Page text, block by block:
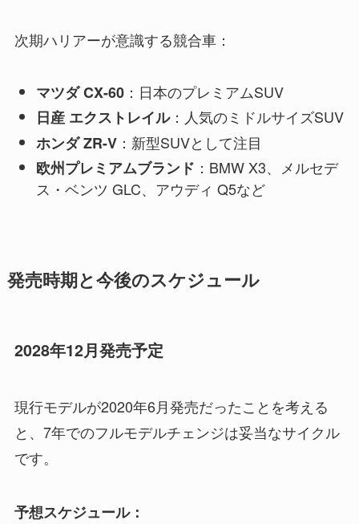
次期ハリアーが意識する競合車：
マツダ CX-60：日本のプレミアムSUV
日産 エクストレイル：人気のミドルサイズSUV
ホンダ ZR-V：新型SUVとして注目
欧州プレミアムブランド ：BMW X3、メルセデ
ス・ベンツ GLC、アウディ Q5など
発売時期と今後のスケジュール
2028年12月発売予定
現行モデルが2020年6月発売だったことを考える
と、7年でのフルモデルチェンジは妥当なサイクル
です。
予想スケジュール：